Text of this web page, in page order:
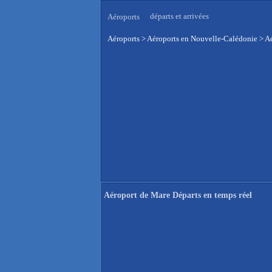
Aéroports départs et arrivées
Aéroports >Aéroports en Nouvelle-Calédonie >
Aéroport de Mare Départs en temps réel